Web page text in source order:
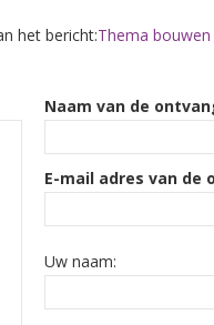
het bericht:Thema bouwen
Naam van de
E-mail adres van de
Uw naam: